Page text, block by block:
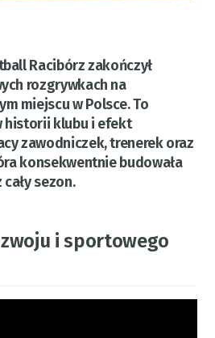
Racibórz zakończył
rozgrywkach na
miejscu w Polsce. To
historii klubu i efekt
zawodniczek, trenerek oraz
konsekwentnie budowała
sezon.
i sportowego